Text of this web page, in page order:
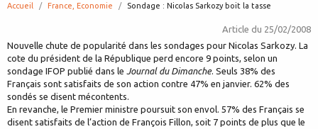
Accueil France, Economie page:
Sondage : Nicolas Sarkozy boit la tasse
Article du 25/02/2008
Nouvelle chute de popularité dans les sondages pour Nicolas Sarkozy. La
cote du président de la République perd encore 9 points, selon un
sondage IFOP publié dans le Journal du Dimanche. Seuls 38% des
Français sont satisfaits de son action contre 47% en janvier. 62% des
sondés se disent mécontents.
En revanche, le Premier ministre poursuit son envol. 57% des Français se
disent satisfaits de l’action de François Fillon, soit 7 points de plus que le